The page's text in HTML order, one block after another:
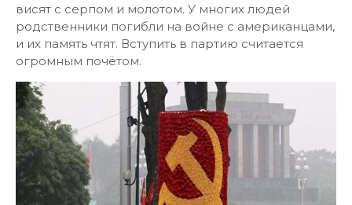
висят с серпом и молотом. У многих людей
родственники погибли на войне с американцами,
и их память чтят. Вступить в партию считается
огромным почётом.